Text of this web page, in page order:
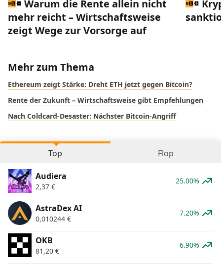
Warum die Rente allein nicht
mehr reicht – Wirtschaftsweise
zeigt Wege zur Vorsorge auf
Mehr zum Thema
Ethereum zeigt Stärke: Dreht ETH jetzt gegen Bitcoin?
Rente der Zukunft – Wirtschaftsweise gibt Empfehlungen
Nach Coldcard-Desaster: Nächster Bitcoin-Angriff
Top Flop
Audiera
2,37 €
25.00%
AstraDex AI
0,010244 €
7.20%
OKB
81,20 €
6.90%